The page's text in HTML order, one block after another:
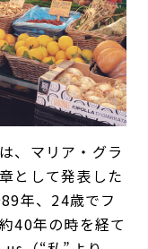
、マリア・グラ
として発表した
年、24歳でフ
40年の時を経て